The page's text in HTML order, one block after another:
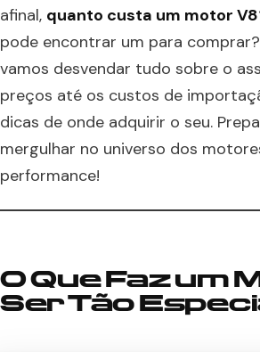
afinal, quanto custa um motor V8
pode encontrar um para
vamos desvendar tudo sobre o
preços até os custos de
dicas de onde adquirir o seu.
mergulhar no universo dos
performance!
O Que Faz um
Ser Tão